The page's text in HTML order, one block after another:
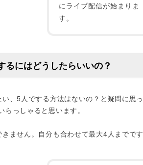
にライブ配信が始まりま
す。
るにはどうしたらいいの？
、5人でする方法はないの？と疑問に思
らっしゃると思います。
ません。自分も合わせて最大4人までで